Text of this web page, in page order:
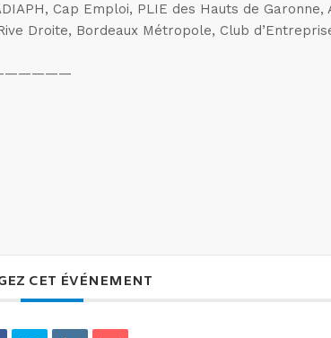
Cap Emploi, PLIE des Hauts de Garonne,
Droite, Bordeaux Métropole, Club
CET ÉVÉNEMENT